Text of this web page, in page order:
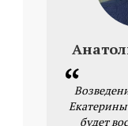
Екатерины
будет